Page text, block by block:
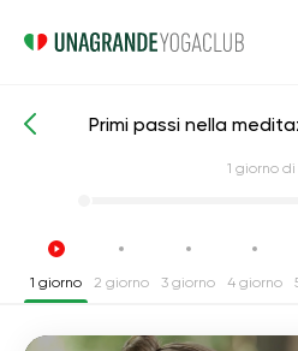
Corsi intensivi di yoga
Primi passi nella
1 giorno di
1 giorno 2 giorno 3 giorno 4 giorno